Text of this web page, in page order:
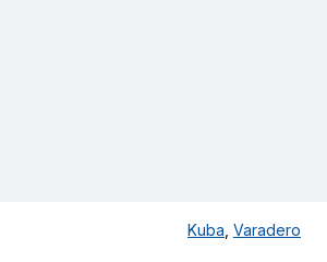
Kuba Varadero